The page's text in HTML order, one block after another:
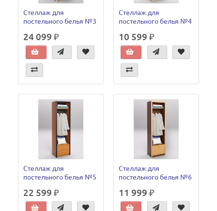
Стеллаж для
постельного белья №3
24 099 ₽
Стеллаж для
постельного белья №4
10 599 ₽
Стеллаж для
постельного белья №5
22 599 ₽
Стеллаж для
постельного белья №6
11 999 ₽